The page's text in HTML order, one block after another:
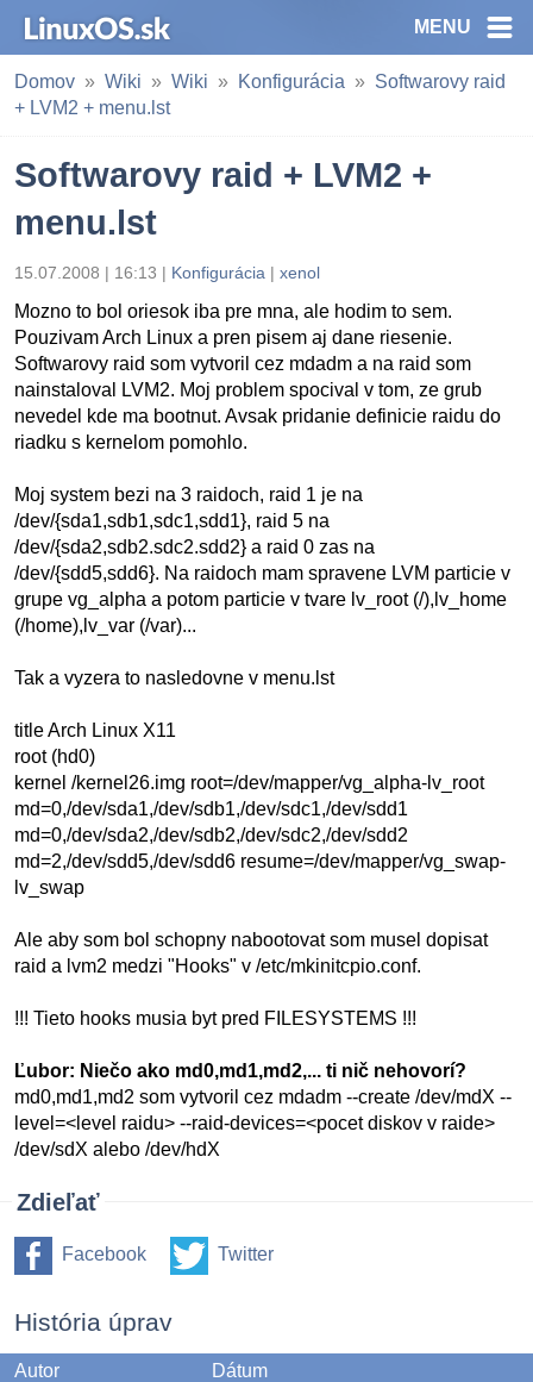
MENU
Domov Wiki Wiki Konfigurácia
Softwarovy raid
+ LVM2 + menu.lst
Softwarovy raid + LVM2 +
menu.lst
15.07.2008 | 16:13 | Konfigurácia | xenol
Mozno to bol oriesok iba pre mna, ale hodim to sem.
Pouzivam Arch Linux a pren pisem aj dane riesenie.
Softwarovy raid som vytvoril cez mdadm a na raid som
nainstaloval LVM2. Moj problem spocival v tom, ze grub
nevedel kde ma bootnut. Avsak pridanie definicie raidu do
riadku s kernelom pomohlo.
Moj system bezi na 3 raidoch, raid 1 je na
/dev/{sda1,sdb1,sdc1,sdd1}, raid 5 na
/dev/{sda2,sdb2.sdc2.sdd2} a raid 0 zas na
/dev/{sdd5,sdd6}. Na raidoch mam spravene LVM particie v
grupe vg_alpha a potom particie v tvare lv_root (/),lv_home
(/home),lv_var (/var)...
Tak a vyzera to nasledovne v menu.lst
title Arch Linux X11
root (hd0)
kernel /kernel26.img root=/dev/mapper/vg_alpha-lv_root
md=0,/dev/sda1,/dev/sdb1,/dev/sdc1,/dev/sdd1
md=0,/dev/sda2,/dev/sdb2,/dev/sdc2,/dev/sdd2
md=2,/dev/sdd5,/dev/sdd6 resume=/dev/mapper/vg_swap-
lv_swap
Ale aby som bol schopny nabootovat som musel dopisat
raid a lvm2 medzi "Hooks" v /etc/mkinitcpio.conf.
!!! Tieto hooks musia byt pred FILESYSTEMS !!!
Ľubor: Niečo ako md0,md1,md2,... ti nič nehovorí?
md0,md1,md2 som vytvoril cez mdadm --create /dev/mdX --
level=<level raidu> --raid-devices=<pocet diskov v raide>
/dev/sdX alebo /dev/hdX
Zdieľať
Facebook Twitter
História úprav
Autor
Dátum